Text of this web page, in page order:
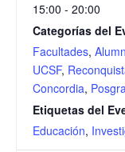
15:00 - 20:00
Categorías del
Facultades,
UCSF,
Concordia,
Etiquetas del
Educación,